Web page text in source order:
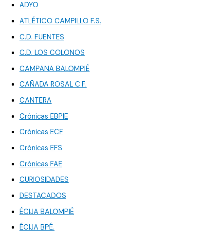
ADYO
ATLÉTICO CAMPILLO F.S.
C.D. FUENTES
C.D. LOS COLONOS
CAMPANA BALOMPIÉ
CAÑADA ROSAL C.F.
CANTERA
Crónicas EBPIE
Crónicas ECF
Crónicas EFS
Crónicas FAE
CURIOSIDADES
DESTACADOS
ÉCIJA BALOMPIÉ
ÉCIJA BPÉ.